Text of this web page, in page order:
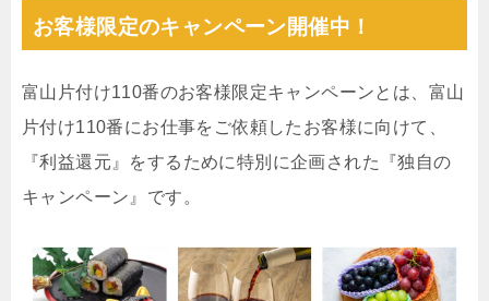
お客様限定のキャンペーン開催中！
富山片付け110番のお客様限定キャンペーンとは、富山
片付け110番にお仕事をご依頼したお客様に向けて、
『利益還元』をするために特別に企画された『独自の
キャンペーン』です。